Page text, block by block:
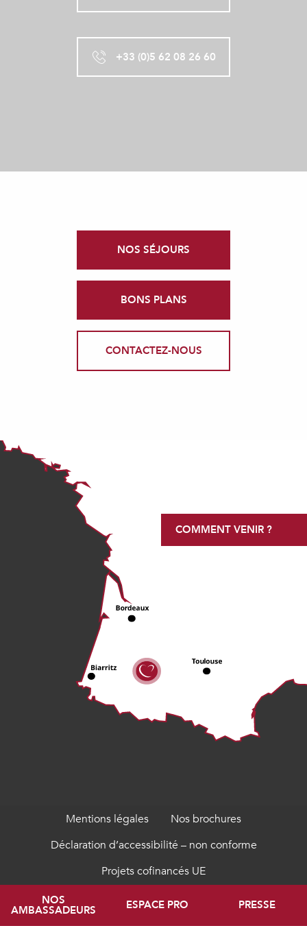
+33 (0)5 62 08 26 60
NOS SÉJOURS
BONS PLANS
CONTACTEZ-NOUS
COMMENT VENIR ?
Mentions légales
Nos brochures
Déclaration d’accessibilité – non conforme
Projets cofinancés UE
NOS
AMBASSADEURS ESPACE PRO PRESSE